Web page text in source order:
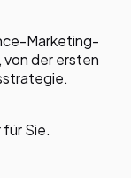
Marketing-
, von der ersten
Sie.